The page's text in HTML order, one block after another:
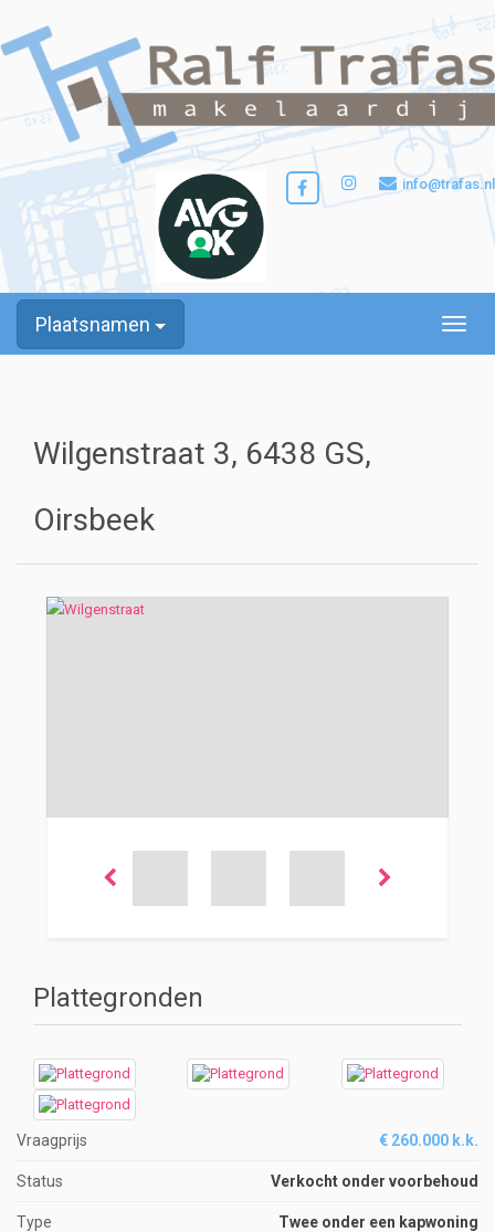
info@trafas.nl
Plaatsnamen
Wilgenstraat 3, 6438 GS,
Oirsbeek
Plattegronden
Vraagprijs € 260.000 k.k.
Status Verkocht onder voorbehoud
Type Twee onder een kapwoning